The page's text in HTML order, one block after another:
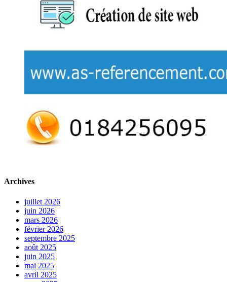
Archives
juillet 2026
juin 2026
mars 2026
février 2026
septembre 2025
août 2025
juin 2025
mai 2025
avril 2025